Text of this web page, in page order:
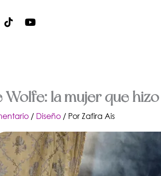
T
Y
Wolfe: la mujer que
/ Diseño/ Por Zafira Ais